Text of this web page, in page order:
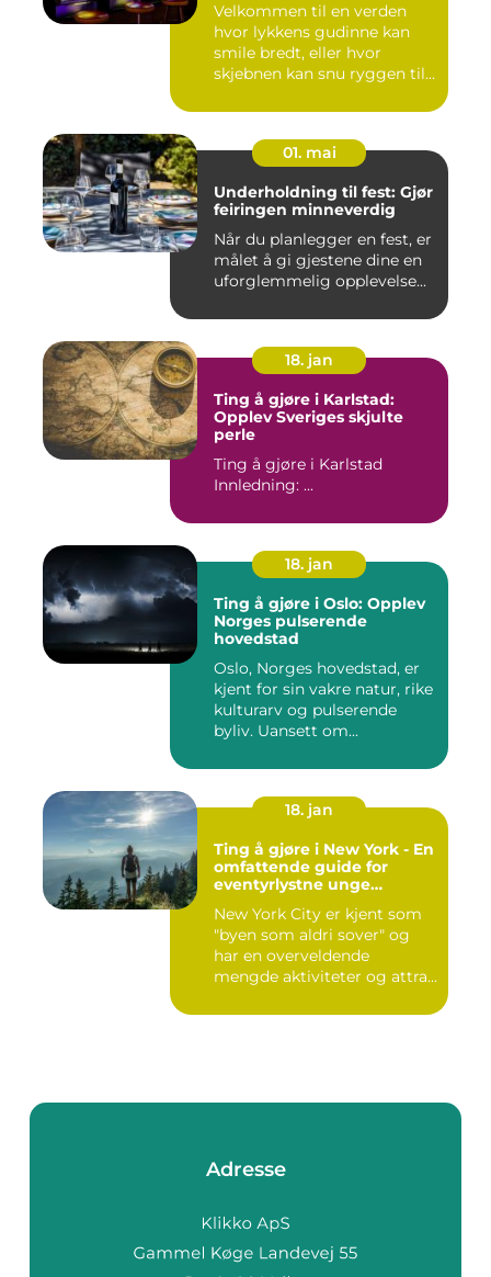
Velkommen til en verden
hvor lykkens gudinne kan
smile bredt, eller hvor
skjebnen kan snu ryggen til...
01. mai
Underholdning til fest: Gjør
feiringen minneverdig
Når du planlegger en fest, er
målet å gi gjestene dine en
uforglemmelig opplevelse...
18. jan
Ting å gjøre i Karlstad:
Opplev Sveriges skjulte
perle
Ting å gjøre i Karlstad
Innledning: ...
18. jan
Ting å gjøre i Oslo: Opplev
Norges pulserende
hovedstad
Oslo, Norges hovedstad, er
kjent for sin vakre natur, rike
kulturarv og pulserende
byliv. Uansett om...
18. jan
Ting å gjøre i New York - En
omfattende guide for
eventyrlystne unge
New York City er kjent som
"byen som aldri sover" og
har en overveldende
mengde aktiviteter og attra...
Adresse